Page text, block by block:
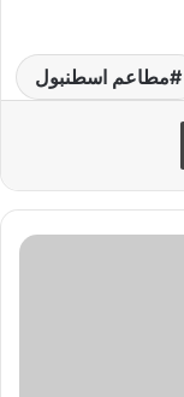
مطاعم اسطنبول